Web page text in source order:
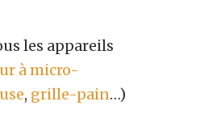
les appareils
à micro-
, grille-pain…)